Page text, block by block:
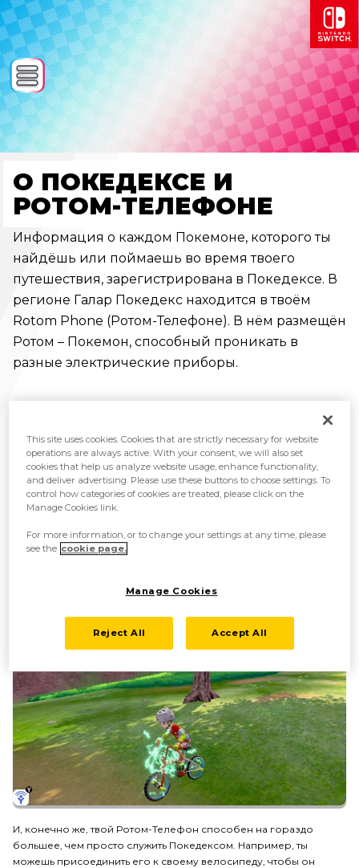
О ПОКЕДЕКСЕ И
РОТОМ-ТЕЛЕФОНЕ
Информация о каждом Покемоне, которого ты
найдёшь или поймаешь во время твоего
путешествия, зарегистрирована в Покедексе. В
регионе Галар Покедекс находится в твоём
Rotom Phone (Ротом-Телефоне). В нём размещён
Ротом – Покемон, способный проникать в
разные электрические приборы.
И, конечно же, твой Ротом-Телефон способен на гораздо
большее, чем просто служить Покедексом. Например, ты
можешь присоединить его к своему велосипеду, чтобы он
This site uses cookies. Cookies that are strictly necessary for website
operations are always active. With your consent, we will also set
cookies that help us analyze website usage, enhance functionality,
and deliver advertising. Please use these buttons to choose settings. To
control how categories of cookies are treated, please click on the
Manage Cookies link.
For more information, or to change your settings at any time, please
see the cookie page.
Manage Cookies
Reject All Accept All